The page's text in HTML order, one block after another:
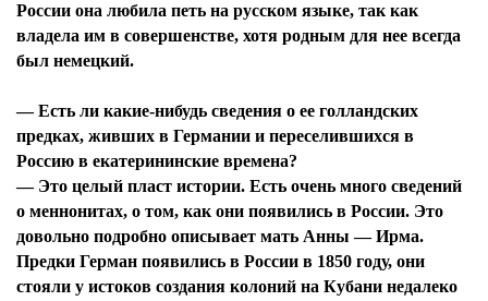
России она любила петь на русском языке, так как
владела им в совершенстве, хотя родным для нее всегда
был немецкий.
— Есть ли какие-нибудь сведения о ее голландских
предках, живших в Германии и переселившихся в
Россию в екатерининские времена?
— Это целый пласт истории. Есть очень много сведений
о меннонитах, о том, как они появились в России. Это
довольно подробно описывает мать Анны — Ирма.
Предки Герман появились в России в 1850 году, они
стояли у истоков создания колоний на Кубани недалеко